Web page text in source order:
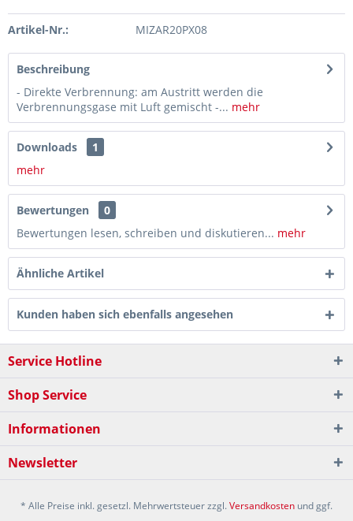
Artikel-Nr.: MIZAR20PX08
Beschreibung
- Direkte Verbrennung: am Austritt werden die
Verbrennungsgase mit Luft gemischt -... mehr
Downloads
1
mehr
Bewertungen
0
Bewertungen lesen, schreiben und diskutieren... mehr
Ähnliche Artikel
Kunden haben sich ebenfalls angesehen
Service Hotline
Shop Service
Informationen
Newsletter
* Alle Preise inkl. gesetzl. Mehrwertsteuer zzgl.Versandkosten und ggf.